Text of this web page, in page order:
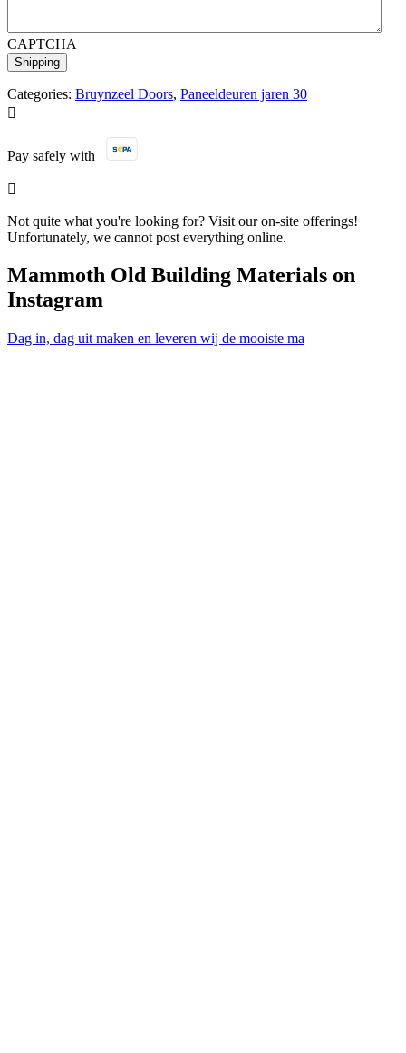
CAPTCHA
Categories: Bruynzeel Doors, Paneeldeuren jaren 30

Pay safely with

Not quite what you're looking for? Visit our on-site offerings!
Unfortunately, we cannot post everything online.
Mammoth Old Building Materials on
Instagram
Dag in, dag uit maken en leveren wij de mooiste ma